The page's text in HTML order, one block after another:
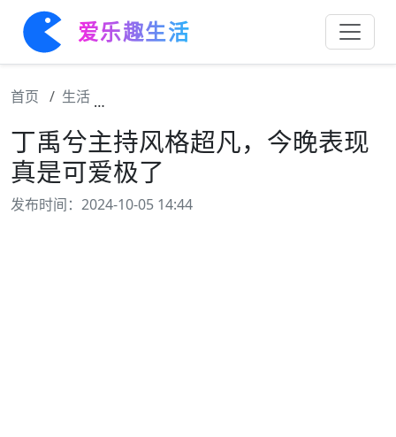
爱乐趣生活
首页 生活
丁禹兮主持风格超凡，今晚表现
真是可爱极了
发布时间：2024-10-05 14:44